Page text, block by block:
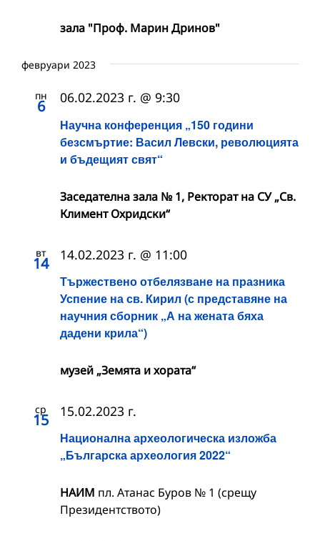
зала "Проф. Марин Дринов"
февруари 2023
пн
6
Научна конференция „150 години
безсмъртие: Васил Левски, революцията
и бъдещият свят“
06.02.2023 г. @ 9:30
Заседателна зала № 1, Ректорат на СУ „Св.
Климент Охридски“
вт
14
Тържествено отбелязване на празника
Успение на св. Кирил (с представяне на
научния сборник „А на жената бяха
дадени крила“)
14.02.2023 г. @ 11:00
музей „Земята и хората“
ср
15
Национална археологическа изложба
„Българска археология 2022“
15.02.2023 г.
НАИМ пл. Атанас Буров № 1 (срещу
Президентството)